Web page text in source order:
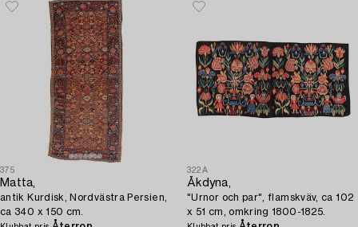
375
Matta,
antik Kurdisk, Nordvästra Persien,
ca 340 x 150 cm.
322A
Åkdyna,
"Urnor och par", flamskväv, ca 102
x 51 cm, omkring 1800-1825.